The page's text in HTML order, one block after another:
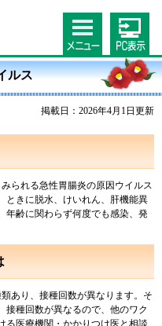
ルス
掲載日：2026年4月1日更新
られる急性胃腸炎の原因ウイルス
ときに脱水、けいれん、肝機能異
年齢に関わらず何度でも感染、発
あり、接種回数が異なります。そ
接種回数が異なるので、他のワク
る医療機関・かかりつけ医と相談